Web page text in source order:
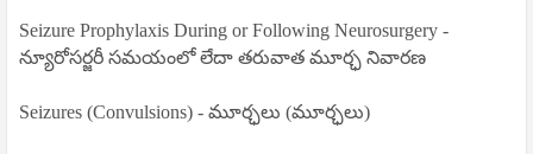
Seizure Prophylaxis During or Following Neurosurgery -
న్యూరోసర్జరీ సమయంలో లేదా తరువాత మూర్ఛ నివారణ
Seizures (Convulsions) - మూర్ఛలు (మూర్ఛలు)